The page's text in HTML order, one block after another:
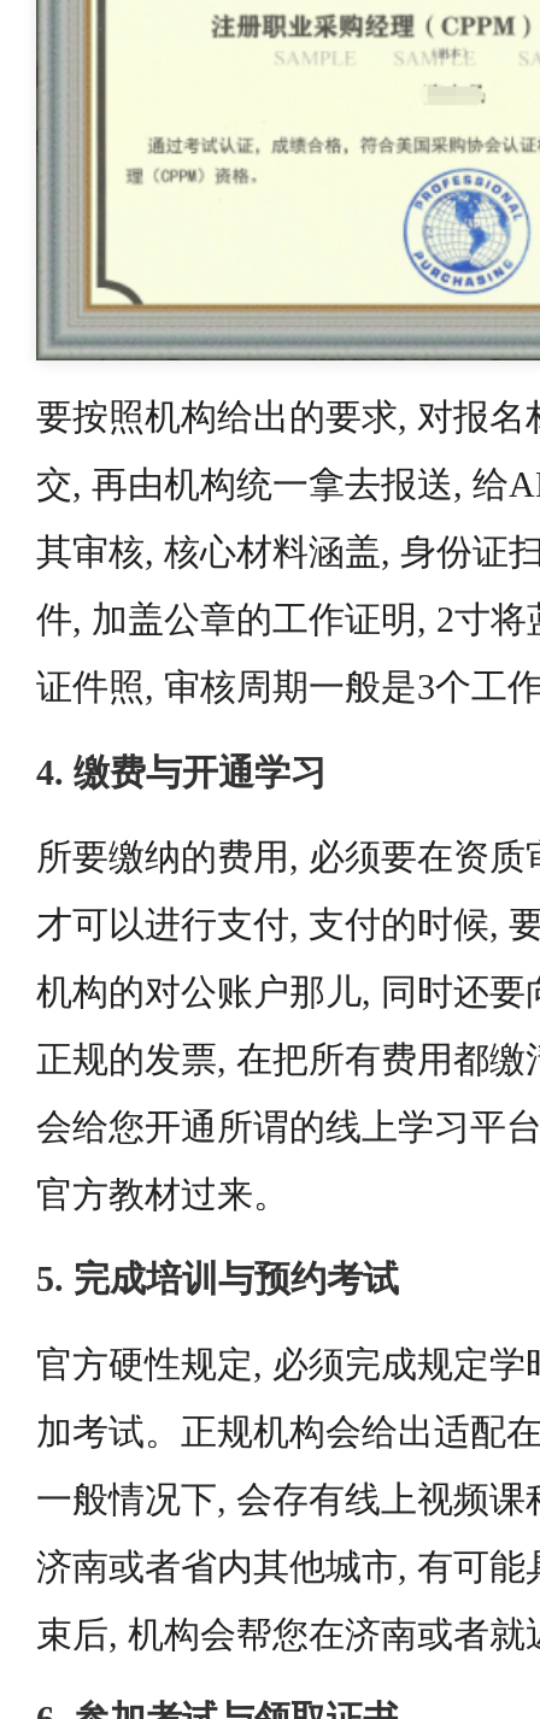
要按照机构给出的要求, 对报
交, 再由机构统一拿去报送, 给
其审核, 核心材料涵盖, 身份证
件, 加盖公章的工作证明, 2寸
证件照, 审核周期一般是3个工
4. 缴费与开通学习
所要缴纳的费用, 必须要在资
才可以进行支付, 支付的时候,
机构的对公账户那儿, 同时还
正规的发票, 在把所有费用都
会给您开通所谓的线上学习平
官方教材过来。
5. 完成培训与预约考试
官方硬性规定, 必须完成规定
加考试。正规机构会给出适配
一般情况下, 会存有线上视频
济南或者省内其他城市, 有可
束后, 机构会帮您在济南或者